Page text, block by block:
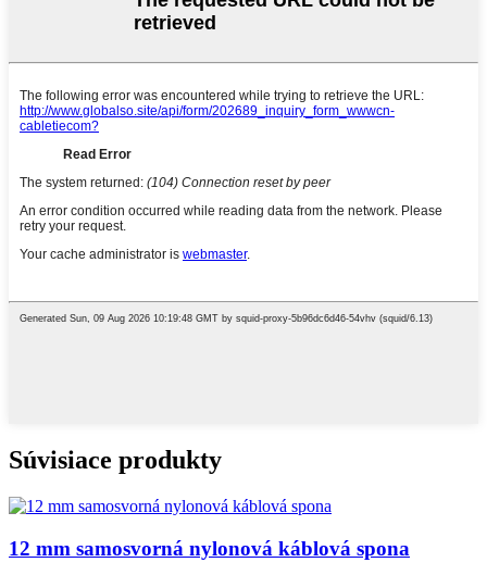
Súvisiace produkty
12 mm samosvorná nylonová káblová spona